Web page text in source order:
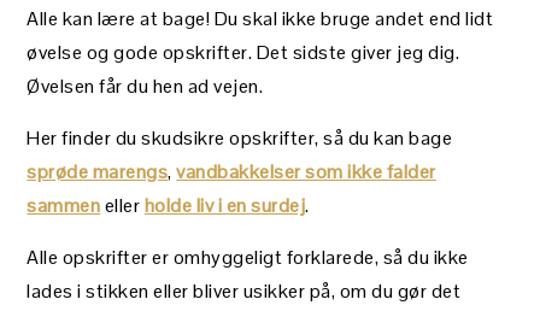
Alle kan lære at bage! Du skal ikke bruge andet end lidt
øvelse og gode opskrifter. Det sidste giver jeg dig.
Øvelsen får du hen ad vejen.
Her finder du skudsikre opskrifter, så du kan bage
sprøde marengs,vandbakkelser som ikke falder
sammenellerholde liv i en surdej.
Alle opskrifter er omhyggeligt forklarede, så du ikke
lades i stikken eller bliver usikker på, om du gør det